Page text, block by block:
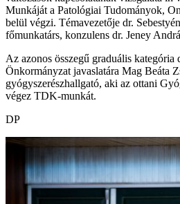
Munkáját a Patológiai Tudományok,
belül végzi. Témavezetője dr.
főmunkatárs, konzulens dr. Jeney
Az azonos összegű graduális
Önkormányzat javaslatára Mag Beáta
gyógyszerészhallgató, aki az ottani
végez TDK-munkát.
DP